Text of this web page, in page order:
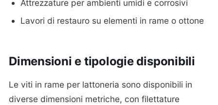
Attrezzature per ambienti umidi e corrosivi
Lavori di restauro su elementi in rame o ottone
Dimensioni e tipologie disponibili
Le viti in rame per lattoneria sono disponibili in
diverse dimensioni metriche, con filettature